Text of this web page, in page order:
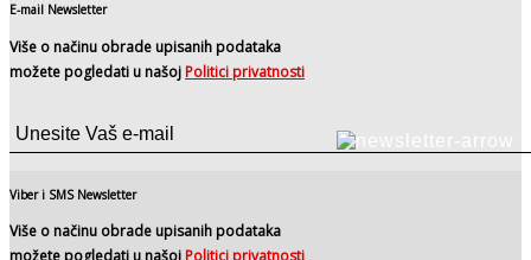
E-mail Newsletter
Više o načinu obrade upisanih podataka
možete pogledati u našoj Politici privatnosti
Viber i SMS Newsletter
Više o načinu obrade upisanih podataka
možete pogledati u našoj Politici privatnosti